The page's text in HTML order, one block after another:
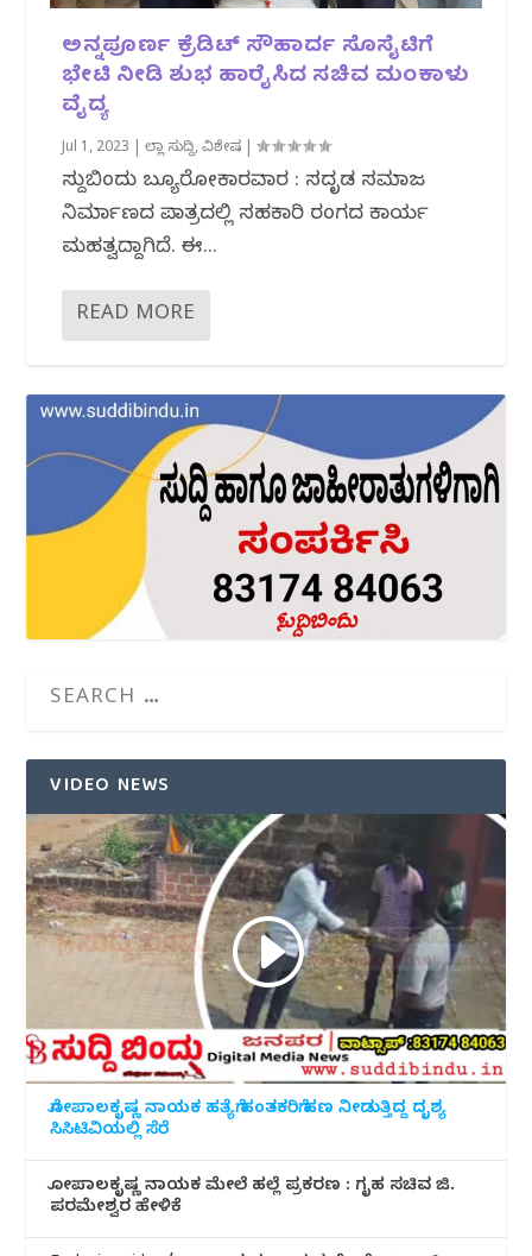
ಅನ್ನಪೂರ್ಣ ಕ್ರೆಡಿಟ್ ಸೌಹಾರ್ದ ಸೊಸೈಟಿಗೆ
ಭೇಟಿ ನೀಡಿ ಶುಭ ಹಾರೈಸಿದ ಸಚಿವ ಮಂಕಾಳು
ವೈದ್ಯ
Jul 1, 2023 |ಜಿಲ್ಲಾ ಸುದ್ದಿ,ವಿಶೇಷ |
ಸುದ್ದಿಬಿಂದು ಬ್ಯೂರೋಕಾರವಾರ : ಸದೃಡ ಸಮಾಜ
ನಿರ್ಮಾಣದ ಪಾತ್ರದಲ್ಲಿ ಸಹಕಾರಿ ರಂಗದ ಕಾರ್ಯ
ಮಹತ್ವದ್ದಾಗಿದೆ. ಈ...
READ MORE
VIDEO NEWS
ಗೋಪಾಲಕೃಷ್ಣ ನಾಯಕ ಹತ್ಯೆಗೆ ಹಂತಕರಿಗೆ ಹಣ ನೀಡುತ್ತಿದ್ದ ದೃಶ್ಯ
ಸಿಸಿಟಿವಿಯಲ್ಲಿ ಸೆರೆ
ಗೋಪಾಲಕೃಷ್ಣ ನಾಯಕ ಮೇಲೆ ಹಲ್ಲೆ ಪ್ರಕರಣ : ಗೃಹ ಸಚಿವ ಜಿ.
ಪರಮೇಶ್ವರ ಹೇಳಿಕೆ